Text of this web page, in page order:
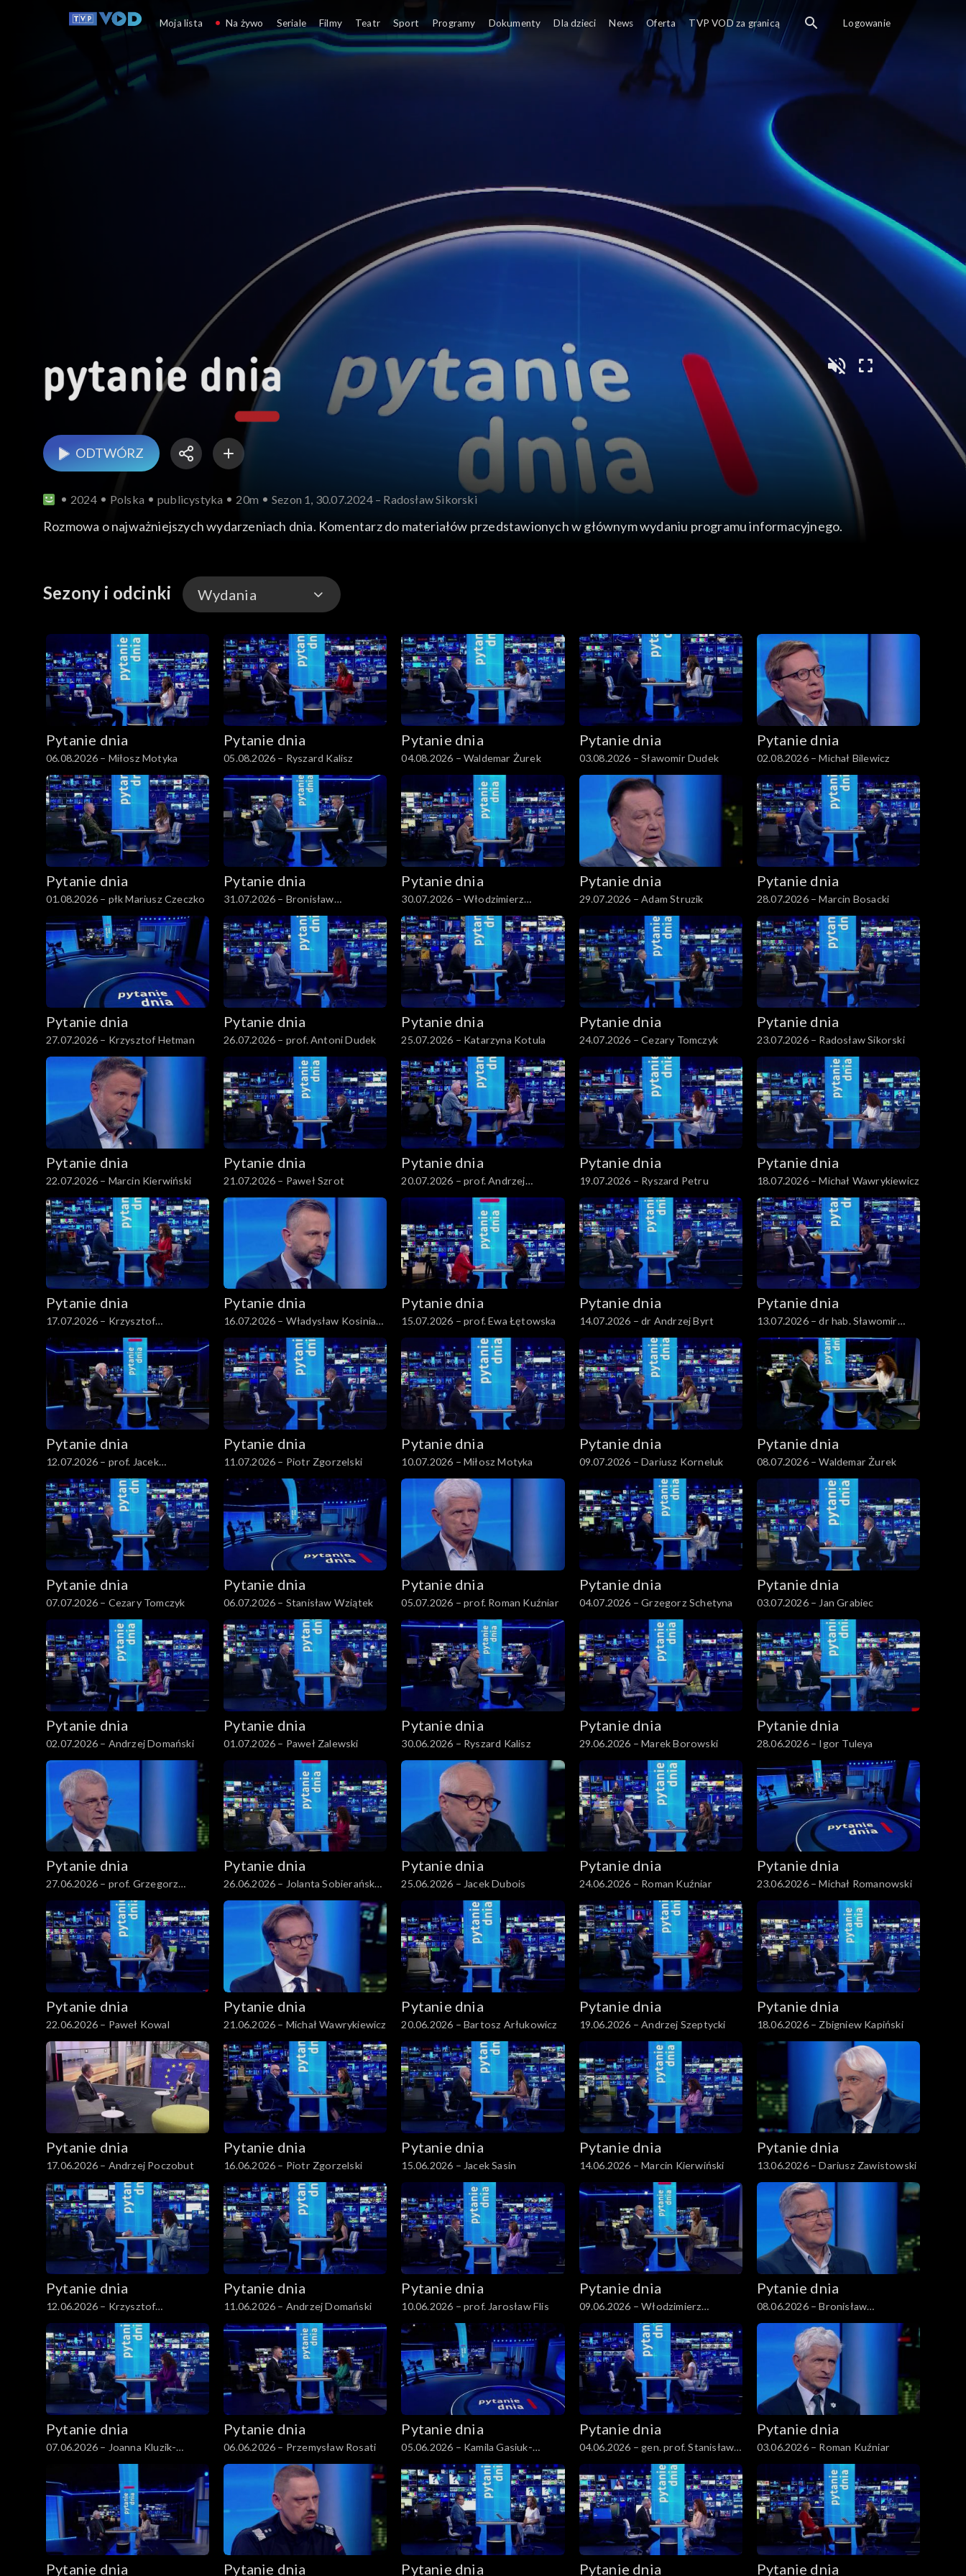
Pytanie dnia
ODTWÓRZ
2024 Polska publicystyka 20m Sezon 1, 30.07.2024 – Radosław Sikorski
Rozmowa o najważniejszych wydarzeniach dnia. Komentarz do materiałów przedstawionych w głównym wydaniu programu informacyjnego.
Sezony i odcinki Wydania
Wydania
Pytanie dnia
06.08.2026 – Miłosz Motyka
Pytanie dnia
05.08.2026 – Ryszard Kalisz
Pytanie dnia
04.08.2026 – Waldemar Żurek
Pytanie dnia
03.08.2026 – Sławomir Dudek
Pytanie dnia
02.08.2026 – Michał Bilewicz
Pytanie dnia
01.08.2026 – płk Mariusz Czeczko
Pytanie dnia
31.07.2026 – Bronisław
Komorowski
Pytanie dnia
30.07.2026 – Włodzimierz
Czarzasty
Pytanie dnia
29.07.2026 – Adam Struzik
Pytanie dnia
28.07.2026 – Marcin Bosacki
Pytanie dnia
27.07.2026 – Krzysztof Hetman
Pytanie dnia
26.07.2026 – prof. Antoni Dudek
Pytanie dnia
25.07.2026 – Katarzyna Kotula
Pytanie dnia
24.07.2026 – Cezary Tomczyk
Pytanie dnia
23.07.2026 – Radosław Sikorski
Pytanie dnia
22.07.2026 – Marcin Kierwiński
Pytanie dnia
21.07.2026 – Paweł Szrot
Pytanie dnia
20.07.2026 – prof. Andrzej
Rychard
Pytanie dnia
19.07.2026 – Ryszard Petru
Pytanie dnia
18.07.2026 – Michał Wawrykiewicz
Pytanie dnia
17.07.2026 – Krzysztof
Gawkowski
Pytanie dnia
16.07.2026 – Władysław Kosiniak-
Kamysz
Pytanie dnia
15.07.2026 – prof. Ewa Łętowska
Pytanie dnia
14.07.2026 – dr Andrzej Byrt
Pytanie dnia
13.07.2026 – dr hab. Sławomir
Patyra
Pytanie dnia
12.07.2026 – prof. Jacek
Czaputowicz
Pytanie dnia
11.07.2026 – Piotr Zgorzelski
Pytanie dnia
10.07.2026 – Miłosz Motyka
Pytanie dnia
09.07.2026 – Dariusz Korneluk
Pytanie dnia
08.07.2026 – Waldemar Żurek
Pytanie dnia
07.07.2026 – Cezary Tomczyk
Pytanie dnia
06.07.2026 – Stanisław Wziątek
Pytanie dnia
05.07.2026 – prof. Roman Kuźniar
Pytanie dnia
04.07.2026 – Grzegorz Schetyna
Pytanie dnia
03.07.2026 – Jan Grabiec
Pytanie dnia
02.07.2026 – Andrzej Domański
Pytanie dnia
01.07.2026 – Paweł Zalewski
Pytanie dnia
30.06.2026 – Ryszard Kalisz
Pytanie dnia
29.06.2026 – Marek Borowski
Pytanie dnia
28.06.2026 – Igor Tuleya
Pytanie dnia
27.06.2026 – prof. Grzegorz
Motyka
Pytanie dnia
26.06.2026 – Jolanta Sobierańska-
Grenda
Pytanie dnia
25.06.2026 – Jacek Dubois
Pytanie dnia
24.06.2026 – Roman Kuźniar
Pytanie dnia
23.06.2026 – Michał Romanowski
Pytanie dnia
22.06.2026 – Paweł Kowal
Pytanie dnia
21.06.2026 – Michał Wawrykiewicz
Pytanie dnia
20.06.2026 – Bartosz Arłukowicz
Pytanie dnia
19.06.2026 – Andrzej Szeptycki
Pytanie dnia
18.06.2026 – Zbigniew Kapiński
Pytanie dnia
17.06.2026 – Andrzej Poczobut
Pytanie dnia
16.06.2026 – Piotr Zgorzelski
Pytanie dnia
15.06.2026 – Jacek Sasin
Pytanie dnia
14.06.2026 – Marcin Kierwiński
Pytanie dnia
13.06.2026 – Dariusz Zawistowski
Pytanie dnia
12.06.2026 – Krzysztof
Gawkowski
Pytanie dnia
11.06.2026 – Andrzej Domański
Pytanie dnia
10.06.2026 – prof. Jarosław Flis
Pytanie dnia
09.06.2026 – Włodzimierz
Czarzasty
Pytanie dnia
08.06.2026 – Bronisław
Komorowski
Pytanie dnia
07.06.2026 – Joanna Kluzik-
Pytanie dnia
06.06.2026 – Przemysław Rosati
Pytanie dnia
05.06.2026 – Kamila Gasiuk-
Pihowicz
Pytanie dnia
04.06.2026 – gen. prof. Stanisław
Koziej
Pytanie dnia
03.06.2026 – Roman Kuźniar
Pytanie dnia Pytanie dnia Pytanie dnia Pytanie dnia Pytanie dnia
Moja lista Na żywo Seriale Filmy Teatr Sport Programy Dokumenty Dla dzieci News Oferta TVP VOD za granicą Logowanie